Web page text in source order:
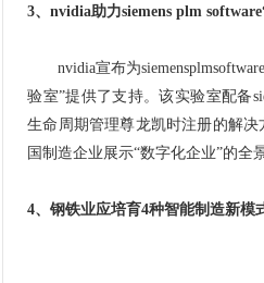
3、nvidia助力siemens plm
nvidia宣布为
验室”提供了支持。该实验室配备
生命周期管理尊龙凯时注册的解
国制造企业展示“数字化企业”的全
4、钢铁业应培育4种智能制造新模